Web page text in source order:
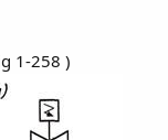
1-258 )